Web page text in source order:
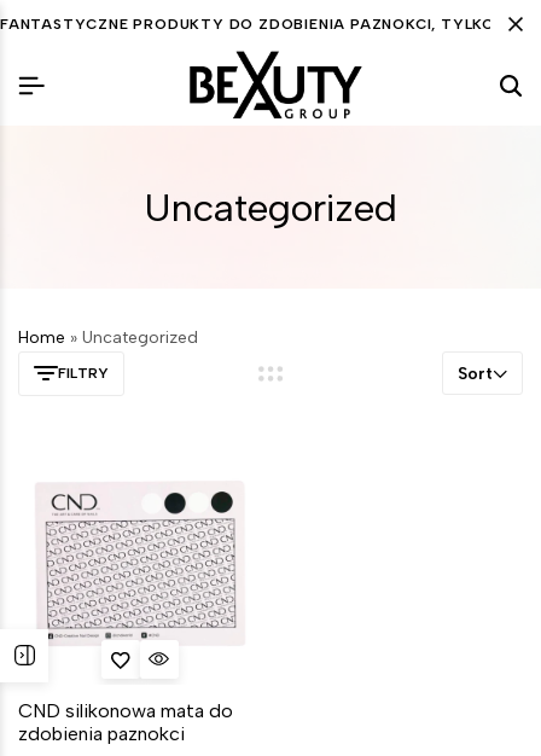
FANTASTYCZNE PRODUKTY DO ZDOBIENIA PAZNOKCI, TYLKO DLA
Uncategorized
Home » Uncategorized
FILTRY Sort
CND silikonowa mata do
zdobienia paznokci